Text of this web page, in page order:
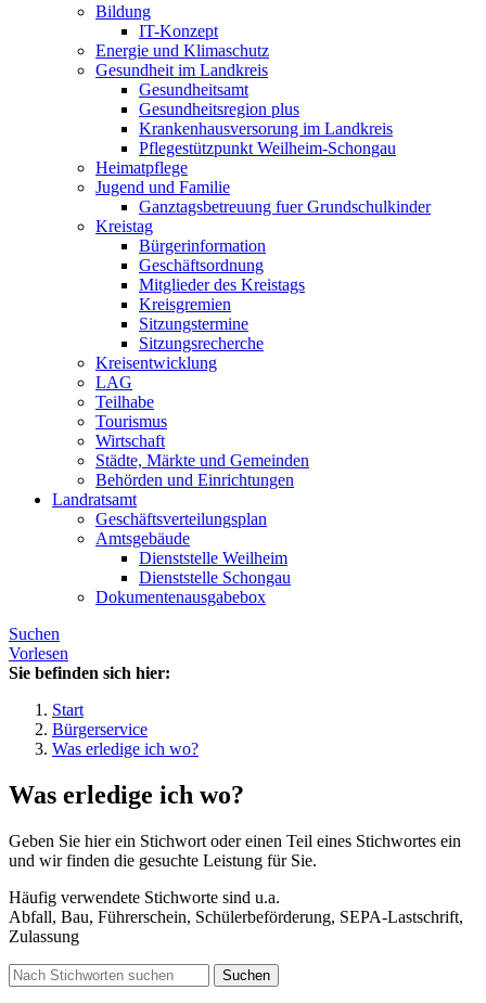
Bildung
IT-Konzept
Energie und Klimaschutz
Gesundheit im Landkreis
Gesundheitsamt
Gesundheitsregion plus
Krankenhausversorung im Landkreis
Pflegestützpunkt Weilheim-Schongau
Heimatpflege
Jugend und Familie
Ganztagsbetreuung fuer Grundschulkinder
Kreistag
Bürgerinformation
Geschäftsordnung
Mitglieder des Kreistags
Kreisgremien
Sitzungstermine
Sitzungsrecherche
Kreisentwicklung
LAG
Teilhabe
Tourismus
Wirtschaft
Städte, Märkte und Gemeinden
Behörden und Einrichtungen
Landratsamt
Geschäftsverteilungsplan
Amtsgebäude
Dienststelle Weilheim
Dienststelle Schongau
Dokumentenausgabebox
Suchen
Vorlesen
Sie befinden sich hier:
Start
Bürgerservice
Was erledige ich wo?
Was erledige ich wo?
Geben Sie hier ein Stichwort oder einen Teil eines Stichwortes ein
und wir finden die gesuchte Leistung für Sie.
Häufig verwendete Stichworte sind u.a.
Abfall, Bau, Führerschein, Schülerbeförderung, SEPA-Lastschrift,
Zulassung
Suchen